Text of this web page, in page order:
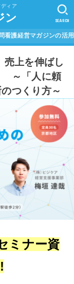
ィア
ン
看護経営マガジンの活
SEARCH
売上を伸ばし
～「人に頼
つくり方～
ミナー資